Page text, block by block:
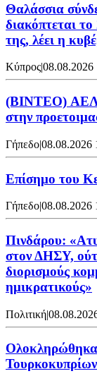
Θαλάσσια
διακόπτεται
της, λέει η
Κύπρος|08.08.2026
(BINTEO)
στην
Γήπεδο|08.08.2026
Επίσημο του
Γήπεδο|08.08.2026
Πινδάρου:
στον ΔΗΣΥ,
διορισμούς
ημικρατικούς»
Πολιτική|